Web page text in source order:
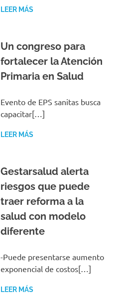
LEER MÁS
Un congreso para
fortalecer la Atención
Primaria en Salud
Evento de EPS sanitas busca
capacitar[…]
LEER MÁS
Gestarsalud alerta
riesgos que puede
traer reforma a la
salud con modelo
diferente
-Puede presentarse aumento
exponencial de costos[…]
LEER MÁS